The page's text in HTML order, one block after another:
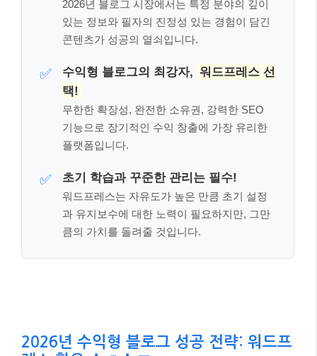
핵심 체크포인트: 이것만은 꼭 기억하세
여기까지 잘 따라오셨나요? 글이 길어 잊어버릴 수 있
는 내용, 혹은 가장 중요한 핵심만 다시 짚어 드릴게요.
아래 세 가지만큼은 꼭 기억해 주세요.
니치 전문화와 휴먼 터치 콘텐츠!
2026년 블로그 시장에서는 특정 분야의 깊이
있는 정보와 필자의 진정성 있는 경험이 담긴
플랫폼입니다.